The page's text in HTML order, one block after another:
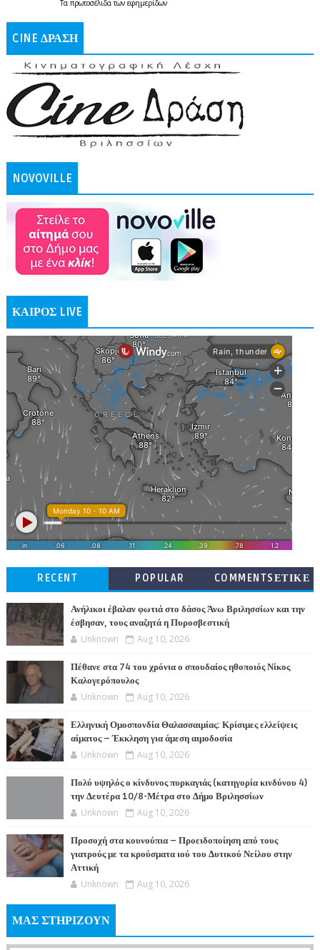
Τα πρωτοσέλιδατων εφημερίδων
CINE ΔΡΑΣΗ
NOVOVILLE
ΚΑΙΡΟΣ LIVE
RECENT POPULAR
COMMENTSΕΤΙΚΕ
Ανήλικοι έβαλαν φωτιά στο δάσος Άνω Βριλησσίων και την
έσβησαν, τους αναζητά η Πυροσβεστική
Unknown Aug 10, 2026
Πέθανε στα 74 του χρόνια ο σπουδαίος ηθοποιός Νίκος
Καλογερόπουλος
Unknown Aug 10, 2026
Ελληνική Ομοσπονδία Θαλασσαιμίας: Κρίσιμες ελλείψεις
αίματος – Έκκληση για άμεση αιμοδοσία
Unknown Aug 10, 2026
Πολύ υψηλός ο κίνδυνος πυρκαγιάς (κατηγορία κινδύνου 4)
την Δευτέρα 10/8-Μέτρα στο Δήμο Βριλησσίων
Unknown Aug 10, 2026
Προσοχή στα κουνούπια – Προειδοποίηση από τους
γιατρούς με τα κρούσματα ιού του Δυτικού Νείλου στην
Αττική
Unknown Aug 10, 2026
ΜΑΣ ΣΤΗΡΙΖΟΥΝ